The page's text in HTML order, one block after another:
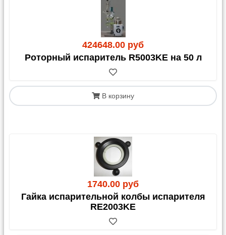
424648.00 руб
Роторный испаритель R5003KE на 50 л
В корзину
1740.00 руб
Гайка испарительной колбы испарителя
RE2003KE